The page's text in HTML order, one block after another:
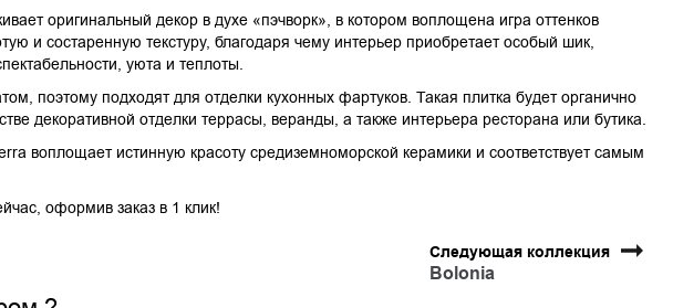
оригинальный декор в духе «пэчворк», в котором воплощена игра оттенков
и состаренную текстуру, благодаря чему интерьер приобретает особый шик,
уюта и теплоты.
поэтому подходят для отделки кухонных фартуков. Такая плитка будет органично
декоративной отделки террасы, веранды, а также интерьера ресторана или бутика.
воплощает истинную красоту средиземноморской керамики и соответствует самым
оформив заказ в 1 клик!
Следующая коллекция
Bolonia